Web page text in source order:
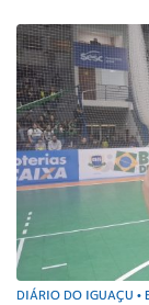
DIÁRIO DO IGUAÇU •